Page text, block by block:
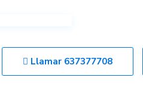
Llamar 637377708